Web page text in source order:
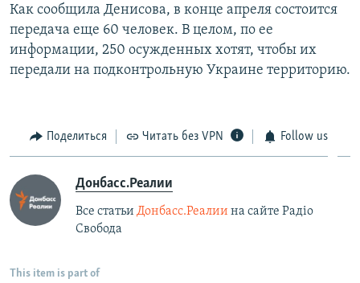
Как сообщила Денисова, в конце апреля состоится
передача еще 60 человек. В целом, по ее
информации, 250 осужденных хотят, чтобы их
передали на подконтрольную Украине территорию.
Поделиться Читать без VPN Follow us
Донбасс.Реалии
Все статьи Донбасс.Реалии на сайте Радіо
Свобода
This item is part of